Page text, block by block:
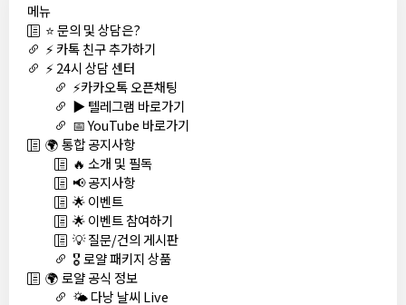
메뉴
⭐ 문의 및 상담은?
⚡ 카톡 친구 추가하기
⚡ 24시 상담 센터
⚡카카오톡 오픈채팅
▶️ 텔레그램 바로가기
📅 YouTube 바로가기
🌍 통합 공지사항
🔥 소개 및 필독
📢 공지사항
🌟 이벤트
🌟 이벤트 참여하기
💡 질문/건의 게시판
🎖️ 로얄 패키지 상품
🌍 로얄 공식 정보
🌤️ 다낭 날씨 Live